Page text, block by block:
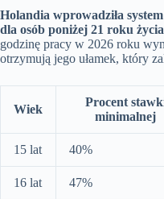
Holandia wprowadziła
dla osób poniżej 21 roku życia
godzinę pracy w 2026 roku
otrzymują jego ułamek, który
Wiek
Procent
minimalnej
15 lat 40%
16 lat 47%